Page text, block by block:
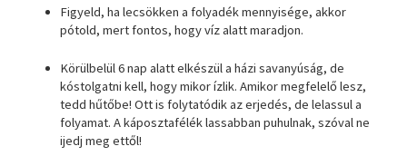
Figyeld, ha lecsökken a folyadék mennyisége, akkor
pótold, mert fontos, hogy víz alatt maradjon.
Körülbelül 6 nap alatt elkészül a házi savanyúság, de
kóstolgatni kell, hogy mikor ízlik. Amikor megfelelő lesz,
tedd hűtőbe! Ott is folytatódik az erjedés, de lelassul a
folyamat. A káposztafélék lassabban puhulnak, szóval ne
ijedj meg ettől!